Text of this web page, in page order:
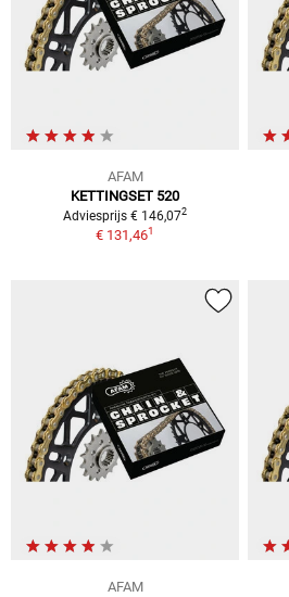
AFAM
KETTINGSET 520
Adviesprijs € 146,072
€ 131,461
AFAM